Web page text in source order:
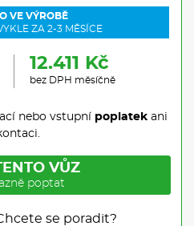
VE VÝROBĚ
ZA 2-3 MĚSÍCE
12.411 Kč
bez DPH měsíčně
nebo vstupní poplatekani
VŮZ
poptat
se poradit?